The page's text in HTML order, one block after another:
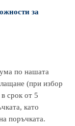
за
по нашата
(при избор
срок от 5
като
поръчката.